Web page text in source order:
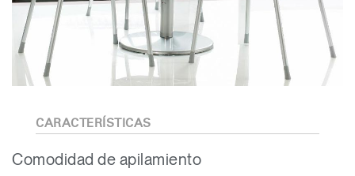
CARACTERÍSTICAS
Comodidad de apilamiento